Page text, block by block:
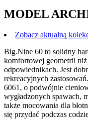
MODEL
Zobacz aktualną
Big.Nine 60 to solidny
komfortowej geometrii
odpowiednikach. Jest
rekreacyjnych
6061, o podwójnie
wygładzonych spawach,
także mocowania dla
się przydać podczas